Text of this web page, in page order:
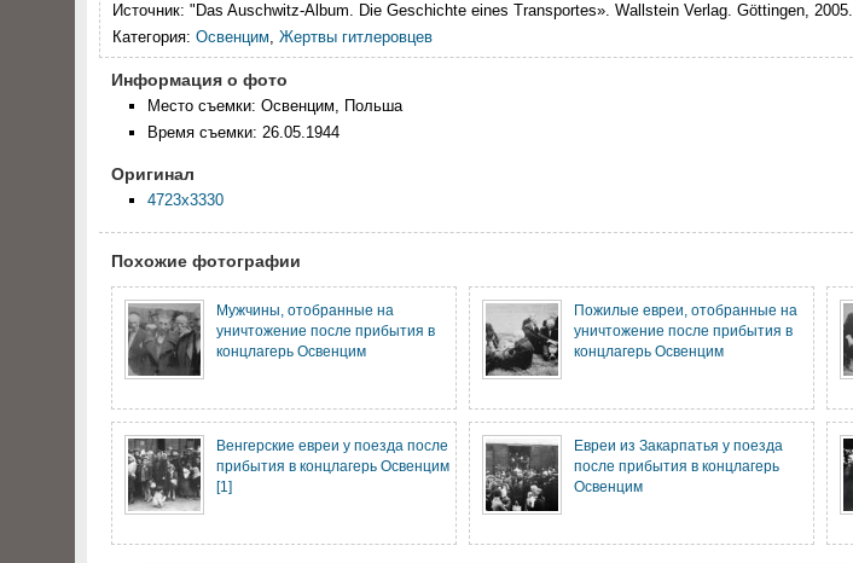
Источник: "Das Auschwitz-Album. Die Geschichte eines Transportes». Wallstein Verlag. Göttingen, 2005.
Категория: Освенцим, Жертвы гитлеровцев
Информация о фото
Место съемки: Освенцим, Польша
Время съемки: 26.05.1944
Оригинал
4723x3330
Похожие фотографии
Мужчины, отобранные на
уничтожение после прибытия в
концлагерь Освенцим
Пожилые евреи, отобранные на
уничтожение после прибытия в
концлагерь Освенцим
Венгерские евреи у поезда после
прибытия в концлагерь Освенцим
[1]
Евреи из Закарпатья у поезда
после прибытия в концлагерь
Освенцим